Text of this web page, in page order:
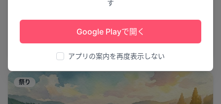
す
Google Playで開く
アプリの案内を再度表示しない
星空に舞う夢
第49回 雄勝大花火大会
祭り